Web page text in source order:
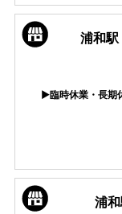
浦和駅
▶臨時休業・長期
浦